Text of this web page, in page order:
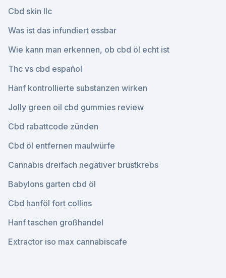
Cbd skin llc
Was ist das infundiert essbar
Wie kann man erkennen, ob cbd öl echt ist
Thc vs cbd español
Hanf kontrollierte substanzen wirken
Jolly green oil cbd gummies review
Cbd rabattcode zünden
Cbd öl entfernen maulwürfe
Cannabis dreifach negativer brustkrebs
Babylons garten cbd öl
Cbd hanföl fort collins
Hanf taschen großhandel
Extractor iso max cannabiscafe